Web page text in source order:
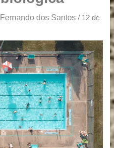
a
e
dos Santos/ 12 de